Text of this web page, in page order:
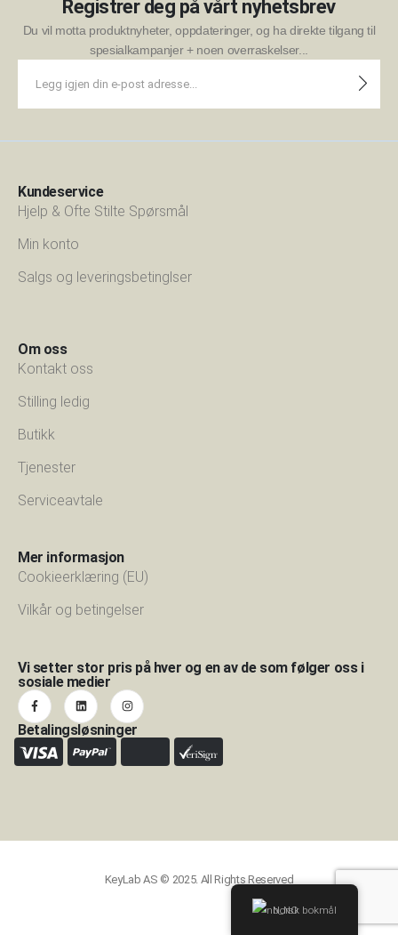
Registrer deg på vårt nyhetsbrev
Du vil motta produktnyheter, oppdateringer, og ha direkte tilgang til
spesialkampanjer + noen overraskelser...
Kundeservice
Hjelp & Ofte Stilte Spørsmål
Min konto
Salgs og leveringsbetinglser
Om oss
Kontakt oss
Stilling ledig
Butikk
Tjenester
Serviceavtale
Mer informasjon
Cookieerklæring (EU)
Vilkår og betingelser
Vi setter stor pris på hver og en av de som følger oss i
sosiale medier
Betalingsløsninger
KeyLab AS © 2025. All Rights Reserved
Norsk bokmål